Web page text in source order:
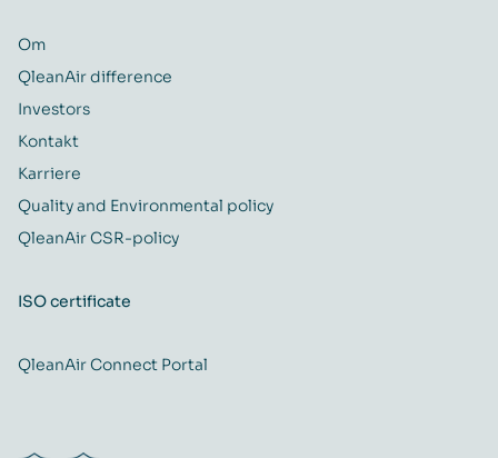
Om
QleanAir difference
Investors
Kontakt
Karriere
Quality and Environmental policy
QleanAir CSR-policy
ISO certificate
QleanAir Connect Portal